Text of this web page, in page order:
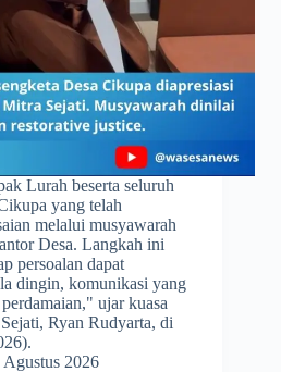
Lurah beserta seluruh
yang telah
melalui musyawarah
Desa. Langkah ini
persoalan dapat
dingin, komunikasi yang
ujar kuasa
Ryan Rudyarta, di
Agustus 2026